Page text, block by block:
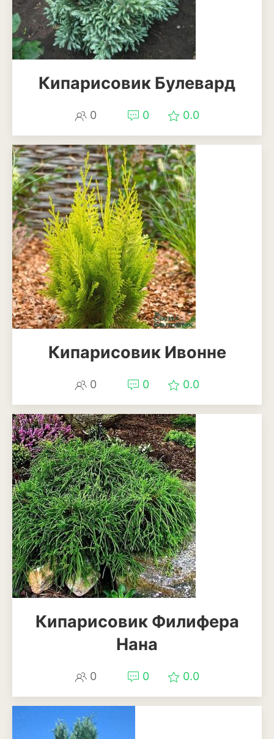
Лобелия
Магнолия
Нивяник или садовая
Очиток или седум
Пеларгония
Петуния
Пионы
Рододендрон
Роза
Рудбекия
Флокс
Форзиция
Фуксия
Хоста
Хризантема
Цинния
Эустома
Эхинацея
Эшшольция
Овёс
Кипарисовик Булевард
0 0 0.0
Кипарисовик Ивонне
0 0 0.0
Кипарисовик Филифера
Нана
0 0 0.0